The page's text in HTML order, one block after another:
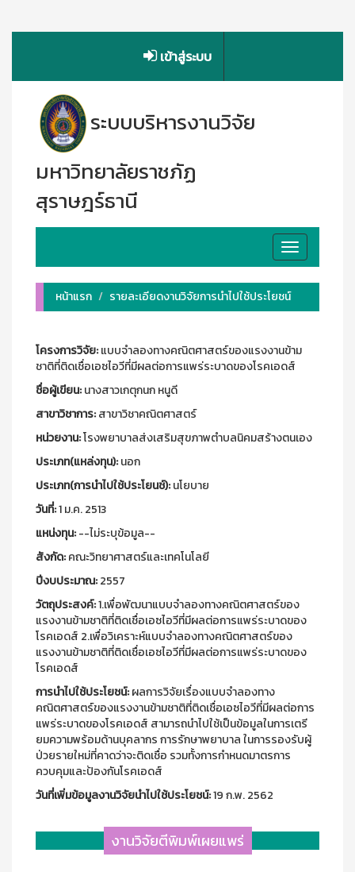
เข้าสู่ระบบ
ระบบบริหารงานวิจัย
มหาวิทยาลัยราชภัฏ
สุราษฎร์ธานี
Toggle
navigation
หน้าแรก
รายละเอียดงานวิจัยการนำไปใช้ประโยชน์
โครงการวิจัย:แบบจำลองทางคณิตศาสตร์ของแรงงานข้าม
ชาติที่ติดเชื่อเอซไอวีที่มีผลต่อการแพร่ระบาดของโรคเอดส์
ชื่อผู้เขียน:นางสาวเกตุกนก หนูดี
สาขาวิชาการ:สาขาวิชาคณิตศาสตร์
หน่วยงาน:โรงพยาบาลส่งเสริมสุขภาพตำบลนิคมสร้างตนเอง
ประเภท(แหล่งทุน):นอก
ประเภท(การนำไปใช้ประโยนช์):นโยบาย
วันที่:1 ม.ค. 2513
แหน่งทุน:--ไม่ระบุข้อมูล--
สังกัด:คณะวิทยาศาสตร์และเทคโนโลยี
ปีงบประมาณ:2557
วัตถุประสงค์:1.เพื่อพัฒนาแบบจำลองทางคณิตศาสตร์ของ
แรงงานข้ามชาติที่ติดเชื่อเอซไอวีที่มีผลต่อการแพร่ระบาดของ
โรคเอดส์ 2.เพื่อวิเคราะห์แบบจำลองทางคณิตศาสตร์ของ
แรงงานข้ามชาติที่ติดเชื่อเอซไอวีที่มีผลต่อการแพร่ระบาดของ
โรคเอดส์
การนำไปใช้ประโยชน์:ผลการวิจัยเรื่องแบบจำลองทาง
คณิตศาสตร์ของแรงงานข้ามชาติที่ติดเชื่อเอซไอวีที่มีผลต่อการ
แพร่ระบาดของโรคเอดส์ สามารถนำไปใช้เป็นข้อมูลในการเตรี
ยมความพร้อมด้านบุคลากร การรักษาพยาบาล ในการรองรับผู้
ป่วยรายใหม่ที่คาดว่าจะติดเชื่อ รวมทั้งการกำหนดมาตรการ
ควบคุมและป้องกันโรคเอดส์
วันที่เพิ่มข้อมูลงานวิจัยนำไปใช้ประโยชน์:19 ก.พ. 2562
งานวิจัยตีพิมพ์เผยแพร่